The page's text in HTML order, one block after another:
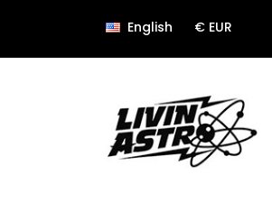
English € EUR